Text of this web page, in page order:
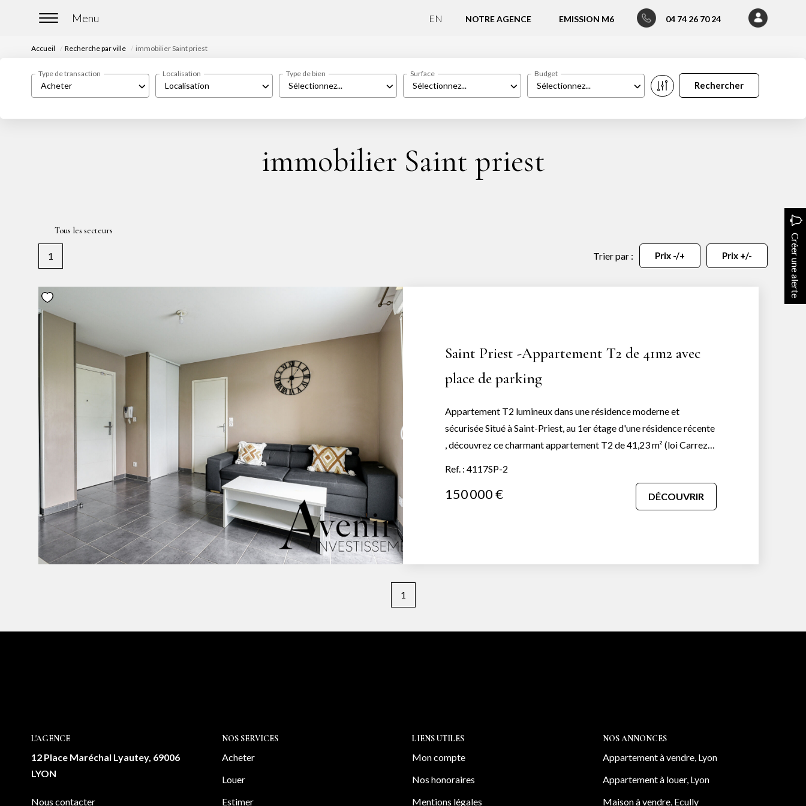
04 74 26 70 24
NOTRE AGENCE EMISSION M6
EN
Accueil Recherche par ville immobilier Saint priest
Acheter
Type de transaction
Localisation
Localisation
Sélectionnez...
Type de bien
Sélectionnez...
Surface
Sélectionnez...
Budget
immobilier Saint priest
Tous les secteurs
Créer une alerte
1 Trier par : Prix -/+ Prix +/-
Saint Priest -Appartement T2 de 41m2 avec
place de parking
Appartement T2 lumineux dans une résidence moderne et
sécurisée Situé à Saint-Priest, au 1er étage d'une résidence récente
, découvrez ce charmant appartement T2 de 41,23 m² (loi Carrez)
chambre confortable avec rangements, ainsi que d'une grande
salle de bain avec baignoire et toilettes . L'ensemble est
pour vos moments de détente ainsi que d'une place de
et ascenseur. Les + : Résidence récente sécurisée Exposition sud-
à Lyon, dans l'Ouest lyonnais et ses environs. Agence indépendante
à taille humaine, nous plaçons la qualité de l'accompagnement, la
précision de l'analyse et la relation de confiance au coeur de
Ref. : 4117SP-2
150 000 € DÉCOUVRIR
1
L'AGENCE
12 Place Maréchal Lyautey, 69006
LYON
Nous contacter
NOS SERVICES
Acheter
Louer
Estimer
LIENS UTILES
Mon compte
Nos honoraires
Mentions légales
NOS ANNONCES
Appartement à vendre, Lyon
Appartement à louer, Lyon
Maison à vendre, Ecully